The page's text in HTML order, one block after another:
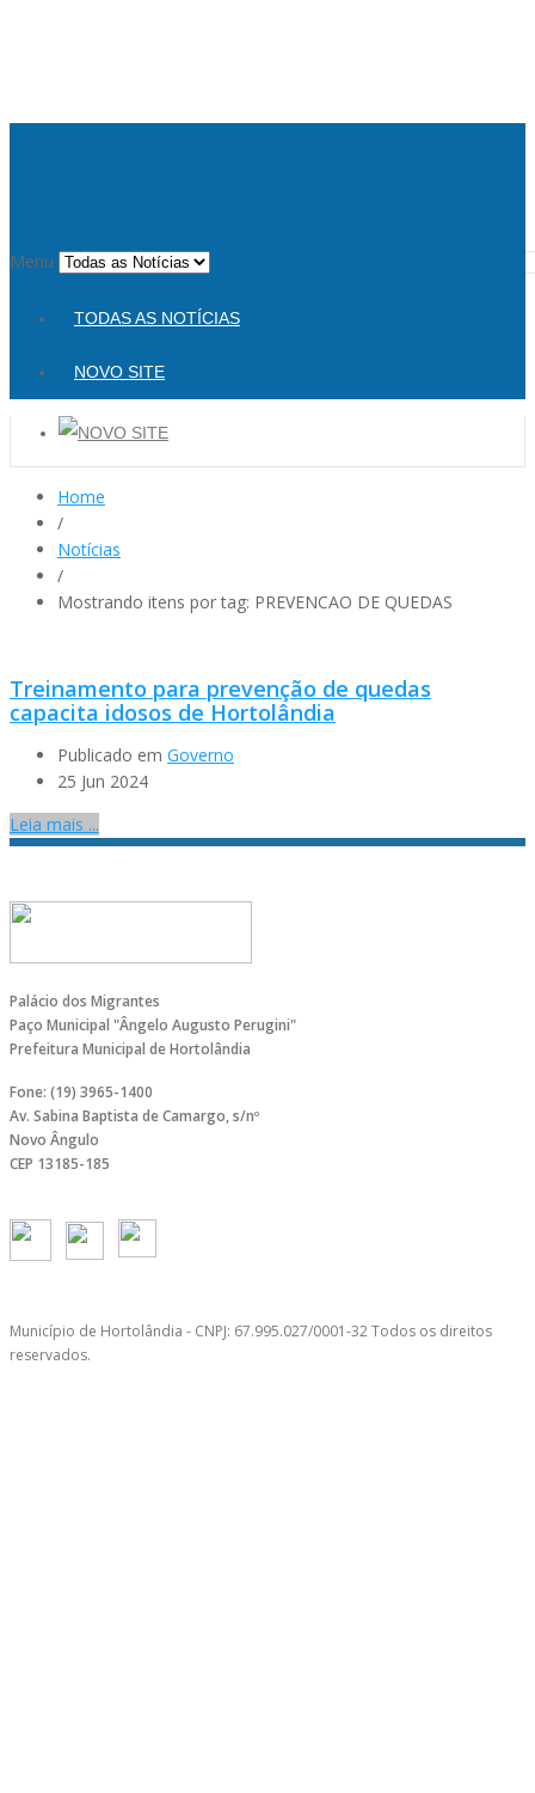
Menu
TODAS AS NOTÍCIAS
NOVO SITE
Home
/
Notícias
/
Mostrando itens por tag: PREVENCAO DE QUEDAS
Treinamento para prevenção de quedas
capacita idosos de Hortolândia
Publicado em Governo
25 Jun 2024
Leia mais ...
Palácio dos Migrantes
Paço Municipal "Ângelo Augusto Perugini"
Prefeitura Municipal de Hortolândia
Fone: (19) 3965-1400
Av. Sabina Baptista de Camargo, s/nº
Novo Ângulo
CEP 13185-185
Município de Hortolândia - CNPJ: 67.995.027/0001-32 Todos os direitos
reservados.